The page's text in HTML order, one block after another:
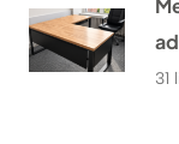
31